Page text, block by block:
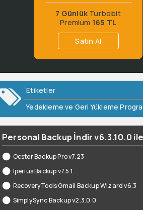
7 Günlük Turbobit
Premium 165 TL
Satın Al
Etiketler
Yedekleme ve Geri Yükleme
Personal Backup İndir v6.3.10.0
Ocster Backup Pro v7.23
Iperius Backup v7.5.1
RecoveryTools Gmail Backup Wizard v6.3
SimplySync Backup v2.3.0.0